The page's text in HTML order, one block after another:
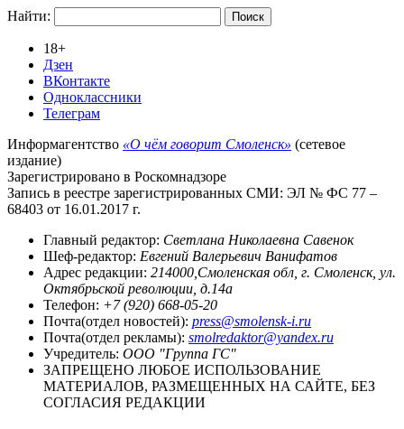
Найти:
18+
Дзен
ВКонтакте
Одноклассники
Телеграм
Информагентство «О чём говорит Смоленск» (сетевое
издание)
Зарегистрировано в Роскомнадзоре
Запись в реестре зарегистрированных СМИ: ЭЛ № ФС 77 –
68403 от 16.01.2017 г.
Главный редактор: Светлана Николаевна Савенок
Шеф-редактор: Евгений Валерьевич Ванифатов
Адрес редакции: 214000,Смоленская обл, г. Смоленск, ул.
Октябрьской революции, д.14а
Телефон: +7 (920) 668-05-20
Почта(отдел новостей): press@smolensk-i.ru
Почта(отдел рекламы): smolredaktor@yandex.ru
Учредитель: ООО "Группа ГС"
ЗАПРЕЩЕНО ЛЮБОЕ ИСПОЛЬЗОВАНИЕ
МАТЕРИАЛОВ, РАЗМЕЩЕННЫХ НА САЙТЕ, БЕЗ
СОГЛАСИЯ РЕДАКЦИИ